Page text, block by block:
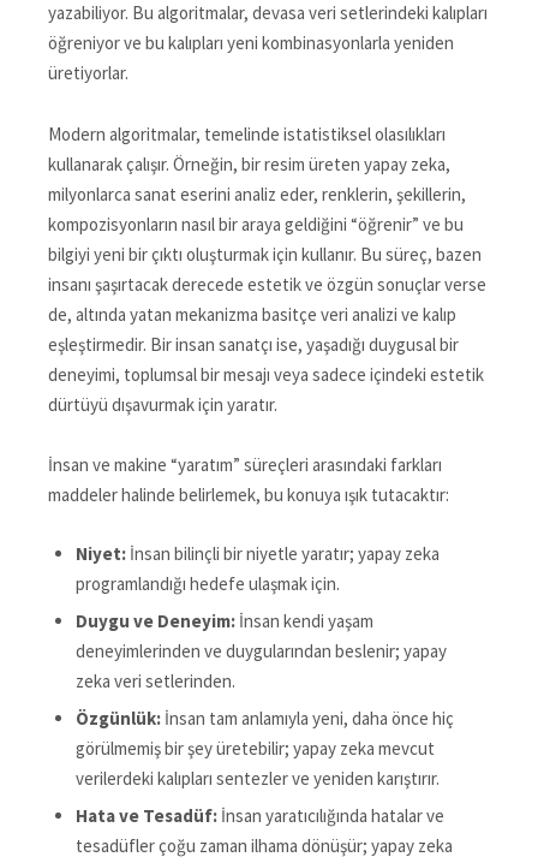
yazabiliyor. Bu algoritmalar, devasa veri setlerindeki kalıpları
öğreniyor ve bu kalıpları yeni kombinasyonlarla yeniden
üretiyorlar.
Modern algoritmalar, temelinde istatistiksel olasılıkları
kullanarak çalışır. Örneğin, bir resim üreten yapay zeka,
milyonlarca sanat eserini analiz eder, renklerin, şekillerin,
kompozisyonların nasıl bir araya geldiğini “öğrenir” ve bu
bilgiyi yeni bir çıktı oluşturmak için kullanır. Bu süreç, bazen
insanı şaşırtacak derecede estetik ve özgün sonuçlar verse
de, altında yatan mekanizma basitçe veri analizi ve kalıp
eşleştirmedir. Bir insan sanatçı ise, yaşadığı duygusal bir
deneyimi, toplumsal bir mesajı veya sadece içindeki estetik
dürtüyü dışavurmak için yaratır.
İnsan ve makine “yaratım” süreçleri arasındaki farkları
maddeler halinde belirlemek, bu konuya ışık tutacaktır:
Niyet:İnsan bilinçli bir niyetle yaratır; yapay zeka
programlandığı hedefe ulaşmak için.
Duygu ve Deneyim:İnsan kendi yaşam
deneyimlerinden ve duygularından beslenir; yapay
zeka veri setlerinden.
Özgünlük:İnsan tam anlamıyla yeni, daha önce hiç
görülmemiş bir şey üretebilir; yapay zeka mevcut
verilerdeki kalıpları sentezler ve yeniden karıştırır.
Hata ve Tesadüf:İnsan yaratıcılığında hatalar ve
tesadüfler çoğu zaman ilhama dönüşür; yapay zeka